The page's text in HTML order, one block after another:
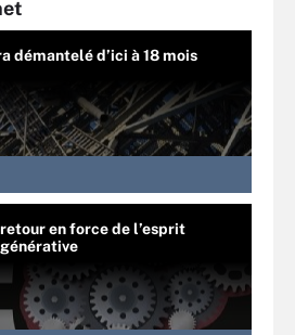
démantelé d’ici à 18 mois
en force de l’esprit